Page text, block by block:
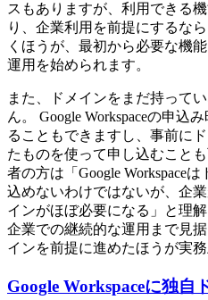
スもありますが、利用できる
り、企業利用を前提にするな
くほうが、最初から必要な機
運用を始められます。
また、ドメインをまだ持って
ん。 Google Workspaceの申込
ることもできますし、事前に
たものを使って申し込むこと
者の方は「Google Workspace
込めないわけではないが、企
インがほぼ必要になる」と理
企業での継続的な運用まで見
インを前提に進めたほうが実
Google Workspaceに独自